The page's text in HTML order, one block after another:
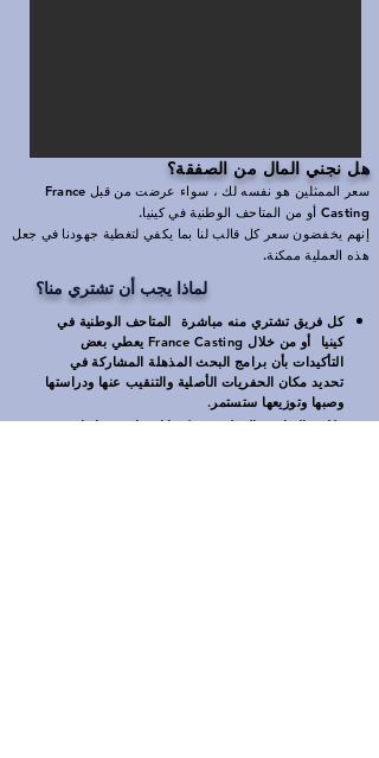
هل نجني المال من الصفقة؟
سعر الممثلين هو نفسه لك ، سواء عرضت من قبل France
Casting أو من المتاحف الوطنية في كينيا.
إنهم يخفضون سعر كل قالب لنا بما يكفي لتغطية جهودنا في جعل
هذه العملية ممكنة.
لماذا يجب أن تشتري منا؟
كل فريق تشتري منه مباشرة
المتاحف الوطنية في
كينيا
أو من خلال France Casting يعطي بعض
التأكيدات بأن برامج البحث المذهلة المشاركة في
تحديد مكان الحفريات الأصلية والتنقيب عنها ودراستها
وصبها وتوزيعها ستستمر.
طلبت المتاحف الوطنية في كينيا احترام منتجاتها وعدم